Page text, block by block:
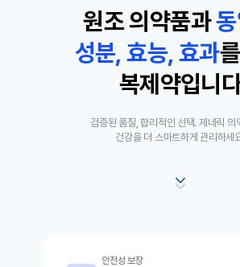
원조 의약품과동
성분, 효능, 효과
복제약입니
검증된 품질, 합리적인 선택. 제네릭 의
건강을 더 스마트하게 관리하세
안전성 보장